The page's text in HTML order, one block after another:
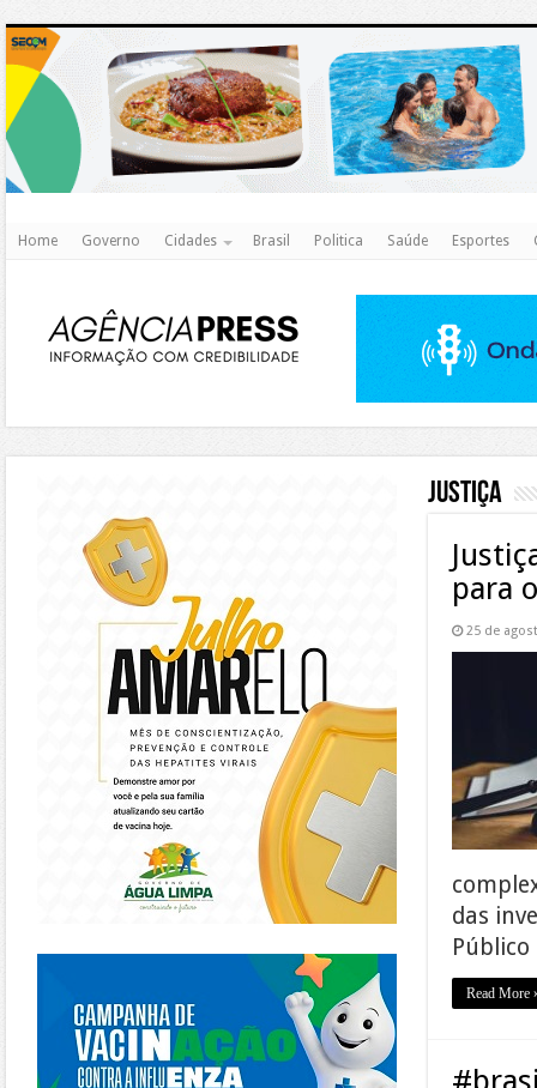
Home Governo Cidades Brasil Politica Saúde Esportes
Justiça
para
25 de
das
Público
Read More
https://piracanjuba.go.gov.br/